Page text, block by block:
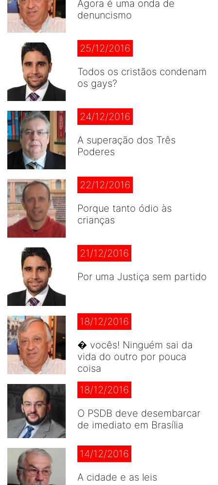
Agora é uma onda de
denuncismo
25/12/2016
Todos os cristãos condenam
os gays?
24/12/2016
A superação dos Três
Poderes
22/12/2016
Porque tanto ódio às
crianças
21/12/2016
Por uma Justiça sem partido
18/12/2016
� vocês! Ninguém sai da
vida do outro por pouca
coisa
18/12/2016
O PSDB deve desembarcar
de imediato em Brasília
14/12/2016
A cidade e as leis